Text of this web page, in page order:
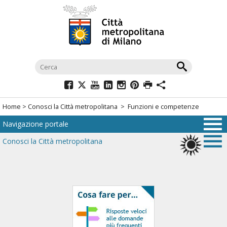
navigazione
menù
di
navigazione
Home > Conosci la Città metropolitana > Funzioni e competenze
Navigazione portale
Conosci la Città metropolitana